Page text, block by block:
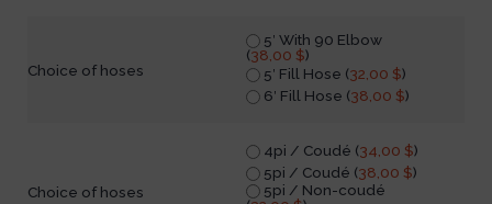
Choice of hoses
5′ With 90 Elbow
(38,00 $)
5′ Fill Hose (32,00 $)
6′ Fill Hose (38,00 $)
Choice of hoses
4pi / Coudé (34,00 $)
5pi / Coudé (38,00 $)
5pi / Non-coudé